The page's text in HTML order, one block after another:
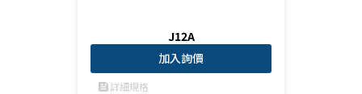
J12A
加入詢價
feed詳細規格